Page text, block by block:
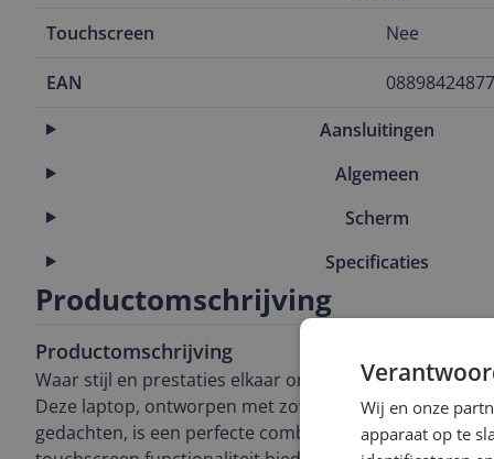
Touchscreen
Nee
EAN
Aansluitingen
Algemeen
Scherm
Specificaties
Productomschrijving
Productomschrijving
Waar stijl en prestaties elkaar ontmoeten, krijg je de
Deze laptop, ontworpen met zowel bedrijven als
gedachten, is een perfecte combinatie van stijl en
Wij en onze
apparaat op te